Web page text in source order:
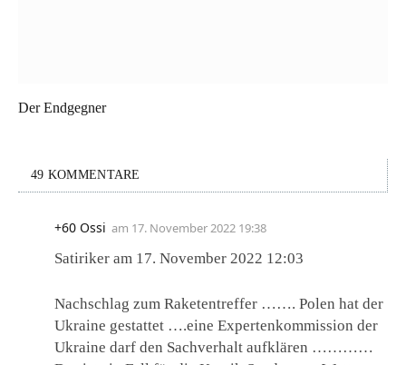
Der Endgegner
49 KOMMENTARE
+60 Ossi am 17. November 2022 19:38
Satiriker am 17. November 2022 12:03
Nachschlag zum Raketentreffer ……. Polen hat der
Ukraine gestattet ….eine Expertenkommission der
Ukraine darf den Sachverhalt aufklären …………